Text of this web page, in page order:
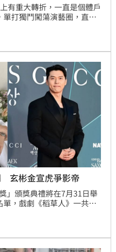
有重大轉折，一直是個體戶
打獨鬥闖蕩演藝圈，直到
師弟，更與大咖女星孫儷
玄彬金宣虎爭影帝
」頒獎典禮將在7月31日舉
，戲劇《稻草人》一共入
蔡佩伶報導